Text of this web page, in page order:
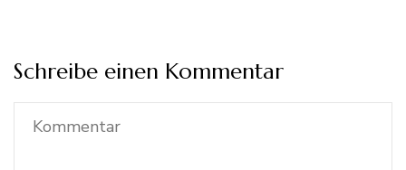
Schreibe einen Kommentar